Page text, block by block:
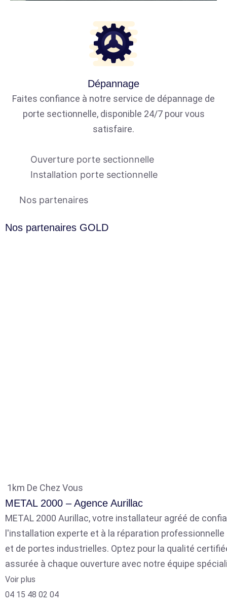
Dépannage
Faites confiance à notre service de dépannage de
porte sectionnelle, disponible 24/7 pour vous
satisfaire.
Ouverture porte sectionnelle
Installation porte sectionnelle
Nos partenaires
Nos partenaires GOLD
1km De Chez Vous
METAL 2000 – Agence Aurillac
METAL 2000 Aurillac, votre installateur agréé de
l'installation experte et à la réparation
et de portes industrielles. Optez pour la qualité
assurée à chaque ouverture avec notre équipe
Voir plus
04 15 48 02 04